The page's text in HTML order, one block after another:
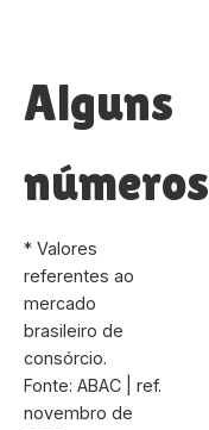
Alguns
números
* Valores
referentes ao
mercado
brasileiro de
consórcio.
Fonte: ABAC | ref.
novembro de